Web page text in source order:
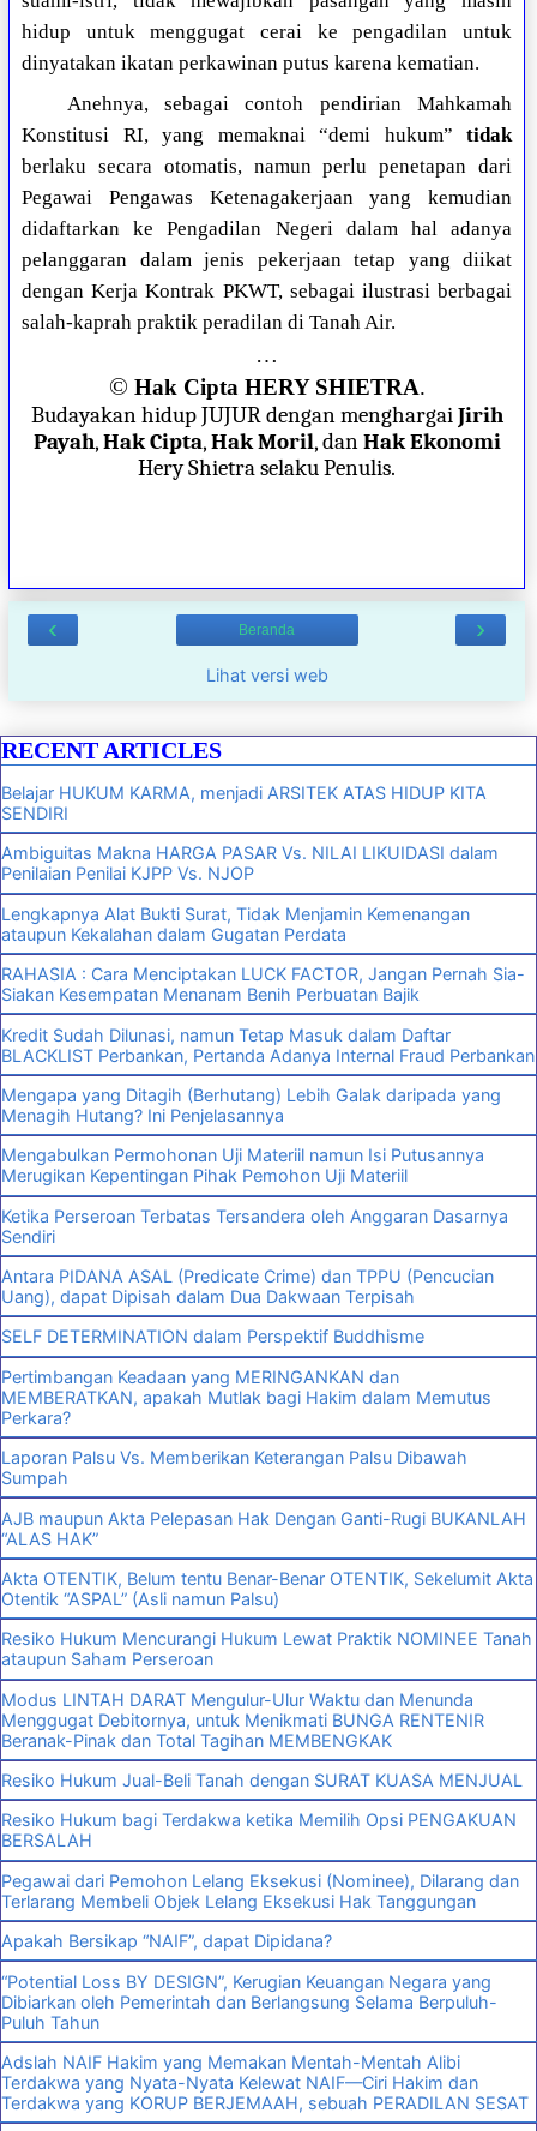
hidup untuk menggugat cerai ke pengadilan untuk
dinyatakan ikatan perkawinan putus karena kematian.
Anehnya, sebagai contoh pendirian Mahkamah
Konstitusi RI, yang memaknai “demi hukum” tidak
berlaku secara otomatis, namun perlu penetapan dari
Pegawai Pengawas Ketenagakerjaan yang kemudian
didaftarkan ke Pengadilan Negeri dalam hal adanya
pelanggaran dalam jenis pekerjaan tetap yang diikat
dengan Kerja Kontrak PKWT, sebagai ilustrasi berbagai
salah-kaprah praktik peradilan di Tanah Air.
…
© Hak Cipta HERY SHIETRA.
Budayakan hidup JUJUR dengan menghargaiJirih
Payah,Hak Cipta,Hak Moril, danHak Ekonomi
Hery Shietra selaku Penulis.
‹ ›
Beranda
Lihat versi web
RECENT ARTICLES
Belajar HUKUM KARMA, menjadi ARSITEK ATAS HIDUP KITA
SENDIRI
Ambiguitas Makna HARGA PASAR Vs. NILAI LIKUIDASI dalam
Penilaian Penilai KJPP Vs. NJOP
Lengkapnya Alat Bukti Surat, Tidak Menjamin Kemenangan
ataupun Kekalahan dalam Gugatan Perdata
RAHASIA : Cara Menciptakan LUCK FACTOR, Jangan Pernah Sia-
Siakan Kesempatan Menanam Benih Perbuatan Bajik
Kredit Sudah Dilunasi, namun Tetap Masuk dalam Daftar
BLACKLIST Perbankan, Pertanda Adanya Internal Fraud Perbankan
Mengapa yang Ditagih (Berhutang) Lebih Galak daripada yang
Menagih Hutang? Ini Penjelasannya
Mengabulkan Permohonan Uji Materiil namun Isi Putusannya
Merugikan Kepentingan Pihak Pemohon Uji Materiil
Ketika Perseroan Terbatas Tersandera oleh Anggaran Dasarnya
Sendiri
Antara PIDANA ASAL (Predicate Crime) dan TPPU (Pencucian
Uang), dapat Dipisah dalam Dua Dakwaan Terpisah
SELF DETERMINATION dalam Perspektif Buddhisme
Pertimbangan Keadaan yang MERINGANKAN dan
MEMBERATKAN, apakah Mutlak bagi Hakim dalam Memutus
Perkara?
Laporan Palsu Vs. Memberikan Keterangan Palsu Dibawah
Sumpah
AJB maupun Akta Pelepasan Hak Dengan Ganti-Rugi BUKANLAH
“ALAS HAK”
Akta OTENTIK, Belum tentu Benar-Benar OTENTIK, Sekelumit Akta
Otentik “ASPAL” (Asli namun Palsu)
Resiko Hukum Mencurangi Hukum Lewat Praktik NOMINEE Tanah
ataupun Saham Perseroan
Modus LINTAH DARAT Mengulur-Ulur Waktu dan Menunda
Menggugat Debitornya, untuk Menikmati BUNGA RENTENIR
Beranak-Pinak dan Total Tagihan MEMBENGKAK
Resiko Hukum Jual-Beli Tanah dengan SURAT KUASA MENJUAL
Resiko Hukum bagi Terdakwa ketika Memilih Opsi PENGAKUAN
BERSALAH
Pegawai dari Pemohon Lelang Eksekusi (Nominee), Dilarang dan
Terlarang Membeli Objek Lelang Eksekusi Hak Tanggungan
Apakah Bersikap “NAIF”, dapat Dipidana?
“Potential Loss BY DESIGN”, Kerugian Keuangan Negara yang
Dibiarkan oleh Pemerintah dan Berlangsung Selama Berpuluh-
Puluh Tahun
Adslah NAIF Hakim yang Memakan Mentah-Mentah Alibi
Terdakwa yang Nyata-Nyata Kelewat NAIF—Ciri Hakim dan
Terdakwa yang KORUP BERJEMAAH, sebuah PERADILAN SESAT